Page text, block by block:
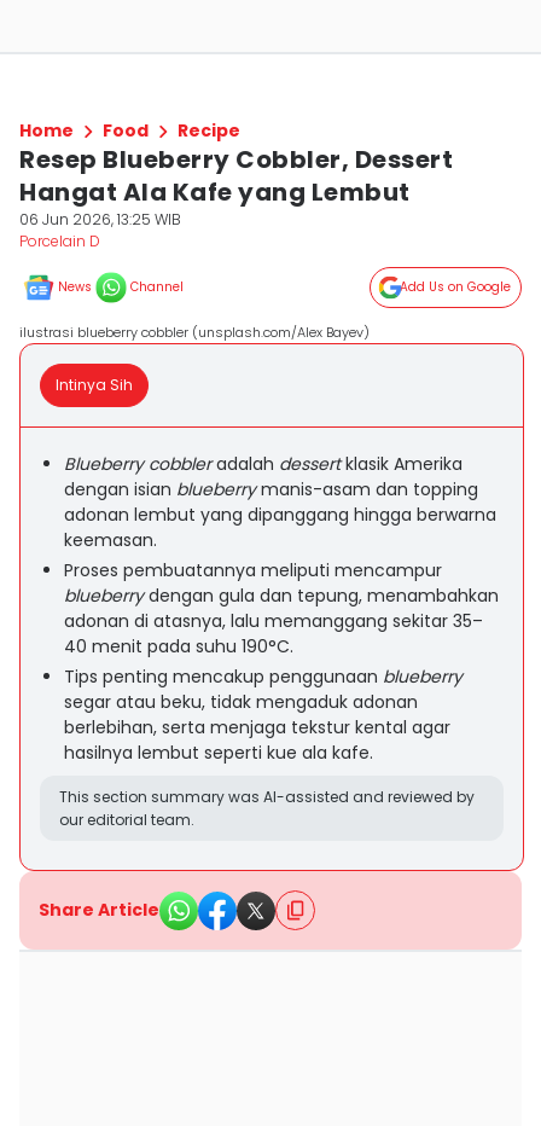
Home Food Recipe
Resep Blueberry Cobbler, Dessert
Hangat Ala Kafe yang Lembut
06 Jun 2026, 13:25 WIB
Porcelain D
News Channel Add Us on Google
ilustrasi blueberry cobbler (unsplash.com/Alex Bayev)
Intinya Sih
Blueberry cobbleradalah dessertklasik Amerika
dengan isian blueberrymanis-asam dan topping
adonan lembut yang dipanggang hingga berwarna
keemasan.
Proses pembuatannya meliputi mencampur
blueberrydengan gula dan tepung, menambahkan
adonan di atasnya, lalu memanggang sekitar 35–
40 menit pada suhu 190°C.
Tips penting mencakup penggunaan blueberry
segar atau beku, tidak mengaduk adonan
berlebihan, serta menjaga tekstur kental agar
hasilnya lembut seperti kue ala kafe.
This section summary was AI-assisted and reviewed by
our editorial team.
Share Article